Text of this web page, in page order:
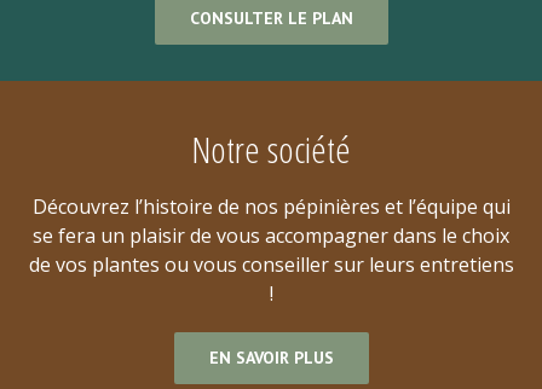
CONSULTER LE PLAN
Notre société
Découvrez l’histoire de nos pépinières et l’équipe qui
se fera un plaisir de vous accompagner dans le choix
de vos plantes ou vous conseiller sur leurs entretiens
!
EN SAVOIR PLUS